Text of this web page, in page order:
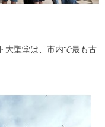
大聖堂は、市内で最も古